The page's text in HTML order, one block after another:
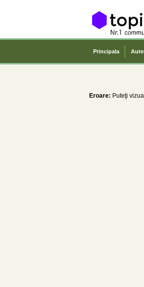
Principala
Eroare: Puteţi